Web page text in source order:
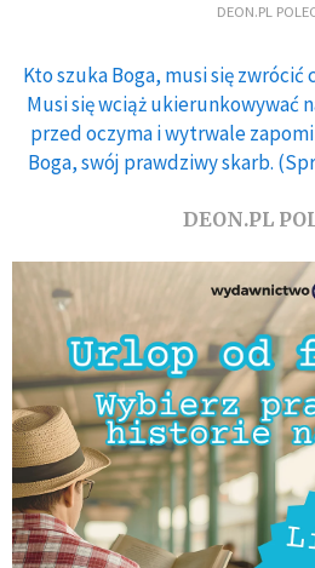
DEON.PL
Kto szuka Boga, musi się zwrócić
Musi się wciąż ukierunkowywać
przed oczyma i wytrwale
Boga, swój prawdziwy skarb.
DEON.PL